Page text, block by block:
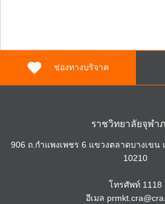
ช่องทางบริจาค
ราชวิทยาลัยจุฬา
906 ถ.กำแพงเพชร 6 แขวงตลาดบางเขน
10210
โทรศัพท์ 1118
อีเมล